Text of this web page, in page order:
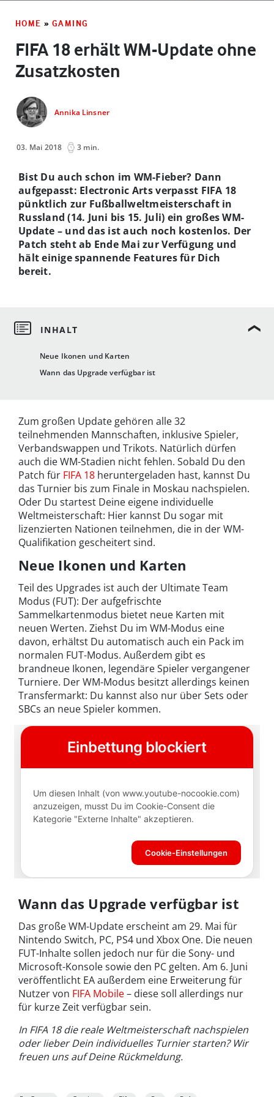
HOME » GAMING
FIFA 18 erhält WM-Update ohne
Zusatzkosten
Annika Linsner
03. Mai 2018 3 min.
Neue Ikonen und Karten
Wann das Upgrade verfügbar ist
Bist Du auch schon im WM-Fieber? Dann
aufgepasst: Electronic Arts verpasst FIFA 18
pünktlich zur Fußballweltmeisterschaft in
Russland (14. Juni bis 15. Juli) ein großes WM-
Update – und das ist auch noch kostenlos. Der
Patch steht ab Ende Mai zur Verfügung und
hält einige spannende Features für Dich
bereit.
Zum großen Update gehören alle 32
teilnehmenden Mannschaften, inklusive Spieler,
Verbandswappen und Trikots. Natürlich dürfen
auch die WM-Stadien nicht fehlen. Sobald Du den
Patch für FIFA 18 heruntergeladen hast, kannst Du
das Turnier bis zum Finale in Moskau nachspielen.
Oder Du startest Deine eigene individuelle
Weltmeisterschaft: Hier kannst Du sogar mit
lizenzierten Nationen teilnehmen, die in der WM-
Qualifikation gescheitert sind.
Neue Ikonen und Karten
Teil des Upgrades ist auch der Ultimate Team
Modus (FUT): Der aufgefrischte
Sammelkartenmodus bietet neue Karten mit
neuen Werten. Ziehst Du im WM-Modus eine
davon, erhältst Du automatisch auch ein Pack im
normalen FUT-Modus. Außerdem gibt es
brandneue Ikonen, legendäre Spieler vergangener
Turniere. Der WM-Modus besitzt allerdings keinen
Transfermarkt: Du kannst also nur über Sets oder
SBCs an neue Spieler kommen.
Wann das Upgrade verfügbar ist
Das große WM-Update erscheint am 29. Mai für
Nintendo Switch, PC, PS4 und Xbox One. Die neuen
FUT-Inhalte sollen jedoch nur für die Sony- und
Microsoft-Konsole sowie den PC gelten. Am 6. Juni
veröffentlicht EA außerdem eine Erweiterung für
Nutzer von FIFA Mobile– diese soll allerdings nur
für kurze Zeit verfügbar sein.
In FIFA 18 die reale Weltmeisterschaft nachspielen
oder lieber Dein individuelles Turnier starten? Wir
freuen uns auf Deine Rückmeldung.